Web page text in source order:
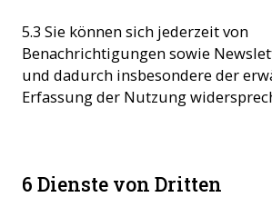
5.3 Sie können sich jederzeit von
Benachrichtigungen sowie
und dadurch insbesondere der
Erfassung der Nutzung
6 Dienste von Dritten